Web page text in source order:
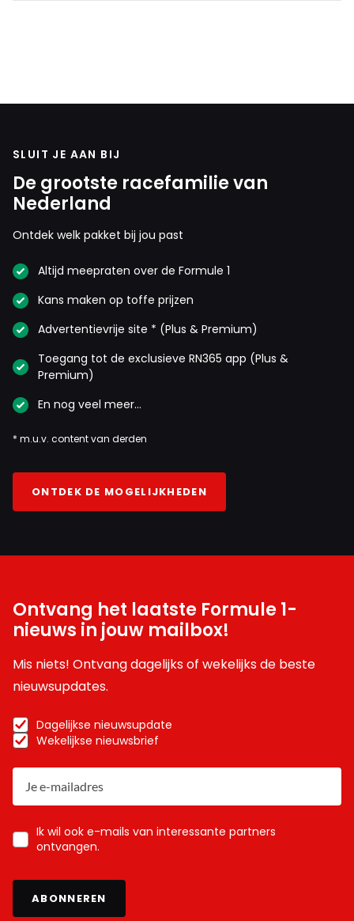
SLUIT JE AAN BIJ
De grootste racefamilie van
Nederland
Ontdek welk pakket bij jou past
Altijd meepraten over de Formule 1
Kans maken op toffe prijzen
Advertentievrije site * (Plus & Premium)
Toegang tot de exclusieve RN365 app (Plus &
Premium)
En nog veel meer…
* m.u.v. content van derden
ONTDEK DE MOGELIJKHEDEN
Ontvang het laatste Formule 1-
nieuws in jouw mailbox!
Mis niets! Ontvang dagelijks of wekelijks de beste
nieuwsupdates.
Dagelijkse nieuwsupdate
Wekelijkse nieuwsbrief
Ik wil ook e-mails van interessante partners
ontvangen.
ABONNEREN